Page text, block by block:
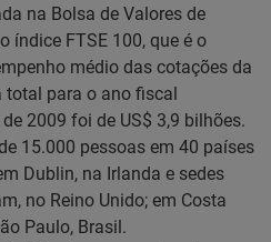
na Bolsa de Valores de
índice FTSE 100, que é o
médio das cotações da
total para o ano fiscal
2009 foi de US$ 3,9 bilhões.
15.000 pessoas em 40 países
Dublin, na Irlanda e sedes
no Reino Unido; em Costa
Paulo, Brasil.